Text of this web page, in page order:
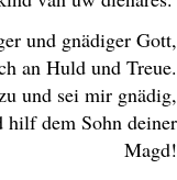
und gnädiger Gott,
an Huld und Treue.
und sei mir gnädig,
dem Sohn deiner
Magd!